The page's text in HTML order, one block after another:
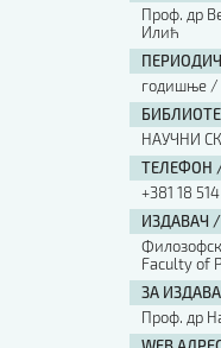
Проф. др
Илић
годишње
НАУЧНИ
ТЕЛЕФОН /
+381 18
ИЗДАВАЧ /
Faculty of
ЗА
Проф. др